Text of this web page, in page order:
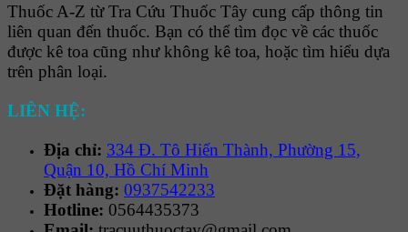
Thuốc A-Z từ Tra Cứu Thuốc Tây cung cấp thông tin
liên quan đến thuốc. Bạn có thể tìm đọc về các thuốc
được kê toa cũng như không kê toa, hoặc tìm hiểu dựa
trên phân loại.
LIÊN HỆ:
Địa chỉ: 334 Đ. Tô Hiến Thành, Phường 15,
Quận 10, Hồ Chí Minh
Đặt hàng: 0937542233
Hotline: 0564435373